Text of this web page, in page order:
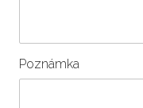
Poznámka